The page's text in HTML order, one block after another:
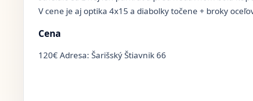
V cene je aj optika 4x15 a diabolky točene + broky
Cena
120€ Adresa: Šarišský Štiavnik 66